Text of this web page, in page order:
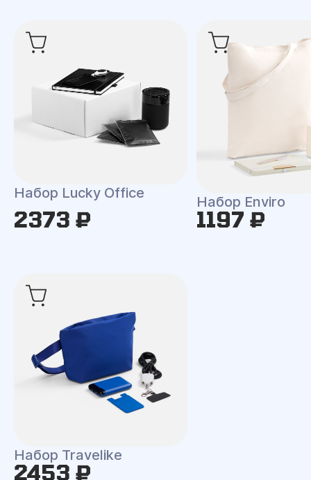
Набор Lucky Office
2373 ₽
Набор Enviro
1197 ₽
Набор Travelike
2453 ₽